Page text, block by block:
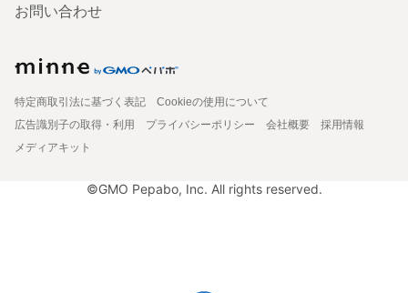
お問い合わせ
特定商取引法に基づく表記
Cookieの使用について
広告識別子の取得・利用
プライバシーポリシー 会社概要
採用情報
メディアキット
©GMO Pepabo, Inc. All rights reserved.